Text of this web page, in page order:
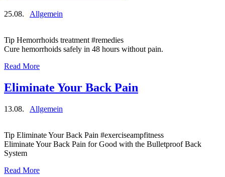
25.08. Allgemein
Tip Hemorrhoids treatment #remedies
Cure hemorrhoids safely in 48 hours without pain.
Read More
Eliminate Your Back Pain
13.08. Allgemein
Tip Eliminate Your Back Pain #exerciseampfitness
Eliminate Your Back Pain for Good with the Bulletproof Back
System
Read More